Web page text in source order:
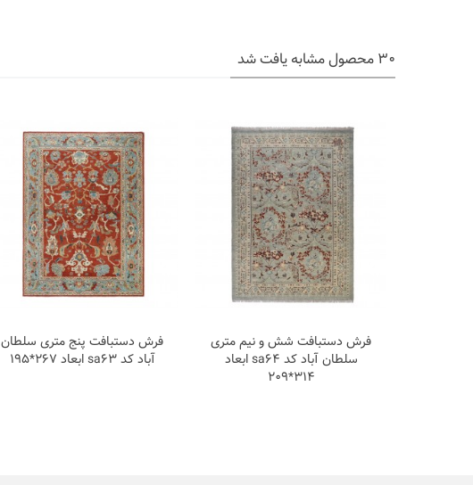
30 محصول مشابه یافت شد
فرش دستبافت پنج متری سلطان
آباد کد sa63 ابعاد 267*195
فرش دستبافت شش و نیم متری
سلطان آباد کد sa64 ابعاد
314*209